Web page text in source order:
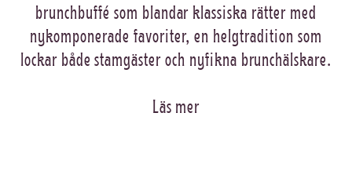
brunchbuffé som blandar klassiska rätter med
nykomponerade favoriter, en helgtradition som
lockar både stamgäster och nyfikna brunchälskare.
Läs mer